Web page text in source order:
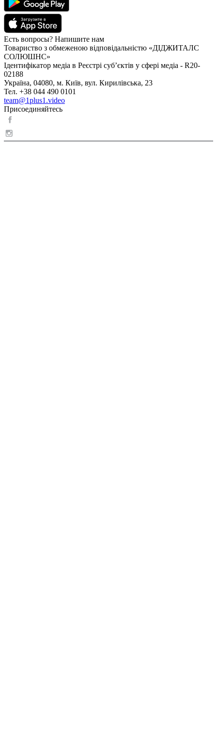
Есть вопросы? Напишите нам
Товариство з обмеженою відповідальністю «ДІДЖИТАЛС
СОЛЮШНС»
Ідентифікатор медіа в Реєстрі суб’єктів у сфері медіа - R20-
02188
Україна, 04080, м. Київ, вул. Кирилівська, 23
Тел. +38 044 490 0101
team@1plus1.video
Присоединяйтесь